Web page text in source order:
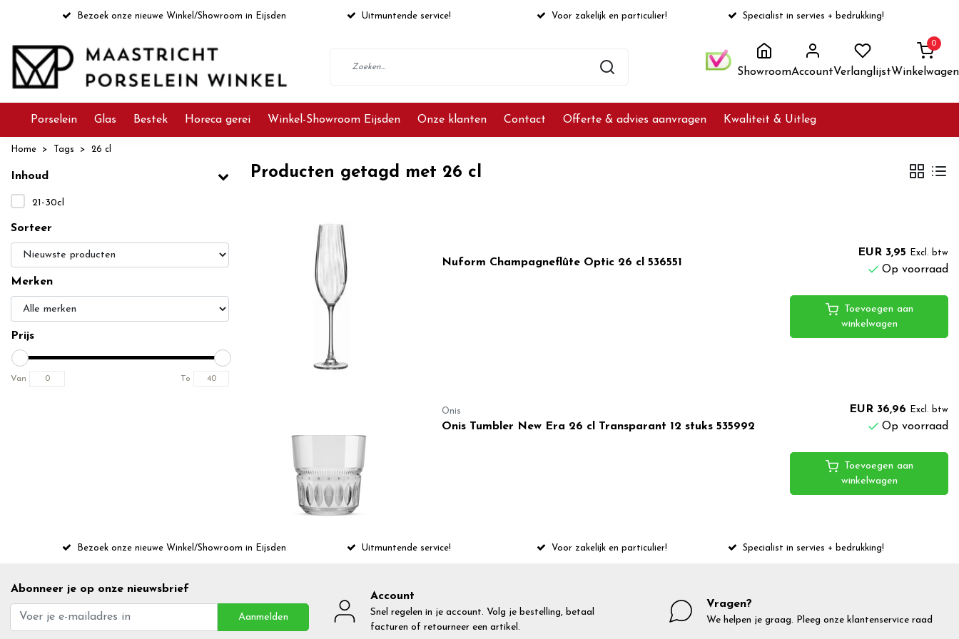
Bezoek onze nieuwe Winkel/Showroom in Eijsden Uitmuntende service! Voor zakelijk en particulier! Specialist in servies + bedrukking!
ShowroomAccountVerlanglijst
0
Winkelwagen
Porselein Glas Bestek Horeca gerei Winkel-Showroom Eijsden Onze klanten Contact Offerte & advies aanvragen Kwaliteit & Uitleg
Home Tags 26 cl
Inhoud
21-30cl
Sorteer
Merken
Prijs
Van To
Producten getagd met 26 cl
Nuform Champagneflûte Optic 26 cl 536551
EUR 3,95 Excl. btw
Op voorraad
Toevoegen aan
winkelwagen
Onis
Onis Tumbler New Era 26 cl Transparant 12 stuks 535992
EUR 36,96 Excl. btw
Op voorraad
Toevoegen aan
winkelwagen
Bezoek onze nieuwe Winkel/Showroom in Eijsden Uitmuntende service! Voor zakelijk en particulier! Specialist in servies + bedrukking!
Abonneer je op onze nieuwsbrief
Aanmelden
Account
Snel regelen in je account. Volg je bestelling, betaal
facturen of retourneer een artikel.
Vragen?
We helpen je graag. Pleeg onze klantenservice raad